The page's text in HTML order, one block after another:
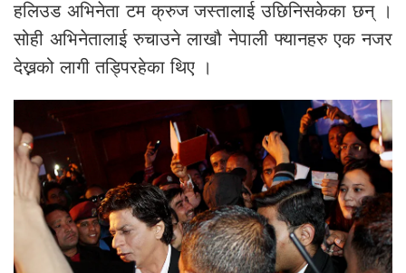
हलिउड अभिनेता टम क्रुज जस्तालाई उछिनिसकेका छन् ।
सोही अभिनेतालाई रुचाउने लाखौ नेपाली फ्यानहरु एक नजर
देख्नको लागी तड्पिरहेका थिए ।